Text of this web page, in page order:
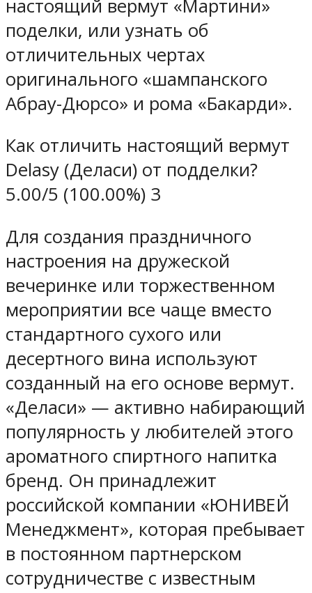
настоящий вермут «Мартини»
поделки, или узнать об
отличительных чертах
оригинального «шампанского
Абрау-Дюрсо» и рома «Бакарди».
Как отличить настоящий вермут
Delasy (Деласи) от подделки?
5.00/5 (100.00%) 3
Для создания праздничного
настроения на дружеской
вечеринке или торжественном
мероприятии все чаще вместо
стандартного сухого или
десертного вина используют
созданный на его основе вермут.
«Деласи» — активно набирающий
популярность у любителей этого
ароматного спиртного напитка
бренд. Он принадлежит
российской компании «ЮНИВЕЙ
Менеджмент», которая пребывает
в постоянном партнерском
сотрудничестве с известным